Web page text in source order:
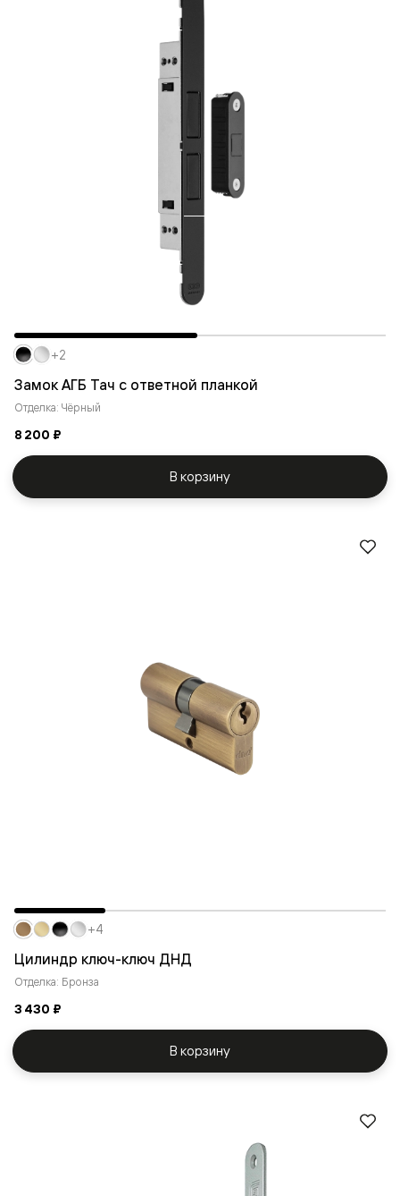
Замок АГБ Тач с ответной планкой
Отделка: Чёрный
8 200 ₽
+2
В корзину
Цилиндр ключ-ключ ДНД
Отделка: Бронза
3 430 ₽
+4
В корзину